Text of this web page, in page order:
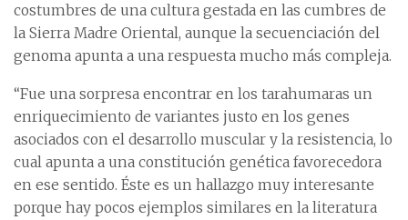
costumbres de una cultura gestada en las cumbres de
la Sierra Madre Oriental, aunque la secuenciación del
genoma apunta a una respuesta mucho más compleja.
“Fue una sorpresa encontrar en los tarahumaras un
enriquecimiento de variantes justo en los genes
asociados con el desarrollo muscular y la resistencia, lo
cual apunta a una constitución genética favorecedora
en ese sentido. Éste es un hallazgo muy interesante
porque hay pocos ejemplos similares en la literatura